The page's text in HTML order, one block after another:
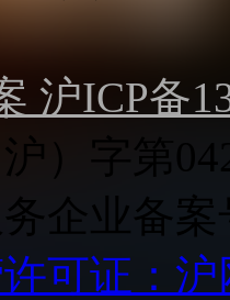
沪ICP备
）字第
企业备案
可证：